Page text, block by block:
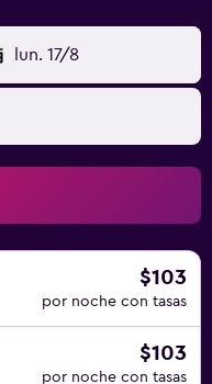
lun. 17/8
$103
por noche con tasas
$103
por noche con tasas